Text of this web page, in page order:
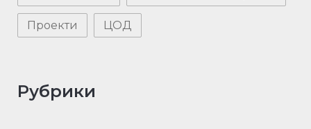
Проекти ЦОД
Рубрики